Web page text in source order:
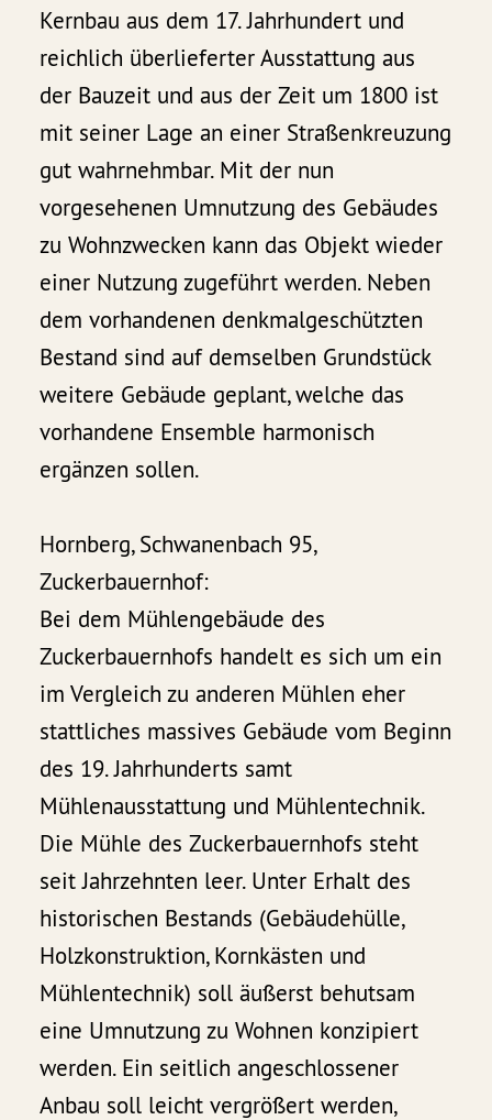
Kernbau aus dem 17. Jahrhundert und
reichlich überlieferter Ausstattung aus
der Bauzeit und aus der Zeit um 1800 ist
mit seiner Lage an einer Straßenkreuzung
gut wahrnehmbar. Mit der nun
vorgesehenen Umnutzung des Gebäudes
zu Wohnzwecken kann das Objekt wieder
einer Nutzung zugeführt werden. Neben
dem vorhandenen denkmalgeschützten
Bestand sind auf demselben Grundstück
weitere Gebäude geplant, welche das
vorhandene Ensemble harmonisch
ergänzen sollen.
Hornberg, Schwanenbach 95,
Zuckerbauernhof:
Bei dem Mühlengebäude des
Zuckerbauernhofs handelt es sich um ein
im Vergleich zu anderen Mühlen eher
stattliches massives Gebäude vom Beginn
des 19. Jahrhunderts samt
Mühlenausstattung und Mühlentechnik.
Die Mühle des Zuckerbauernhofs steht
seit Jahrzehnten leer. Unter Erhalt des
historischen Bestands (Gebäudehülle,
Holzkonstruktion, Kornkästen und
Mühlentechnik) soll äußerst behutsam
eine Umnutzung zu Wohnen konzipiert
werden. Ein seitlich angeschlossener
Anbau soll leicht vergrößert werden,